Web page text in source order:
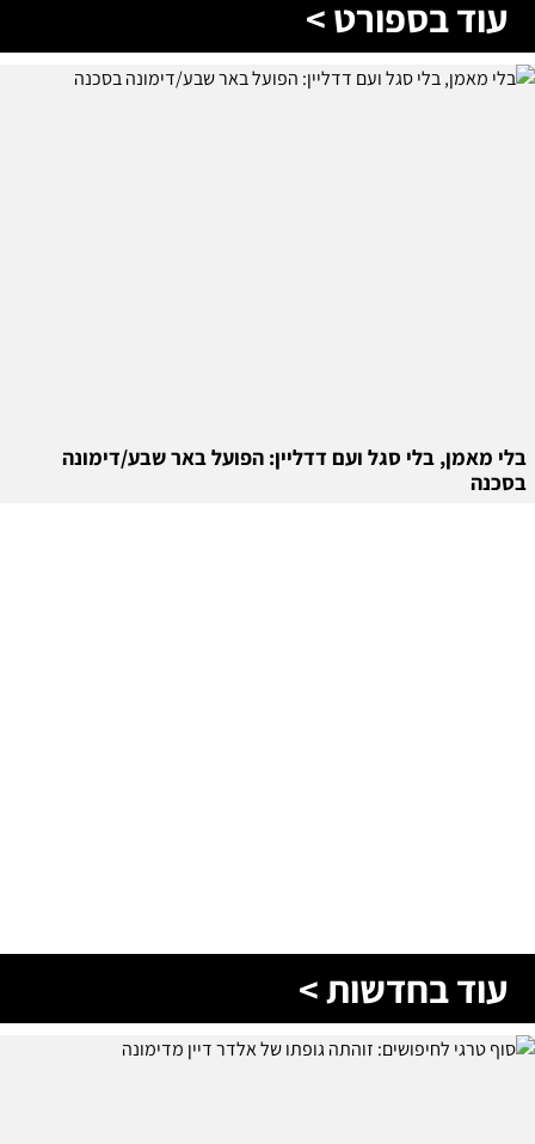
עוד בספורט >
בלי מאמן, בלי סגל ועם דדליין: הפועל באר שבע/דימונה
בסכנה
עוד בחדשות >